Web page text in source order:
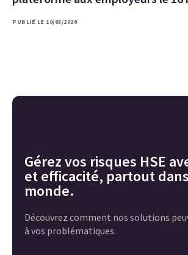
PUBLIÉ LE 10/03/2026
Gérez vos risques HSE
et efficacité, partout
monde.
Découvrez comment nos solutions
à vos problématiques.